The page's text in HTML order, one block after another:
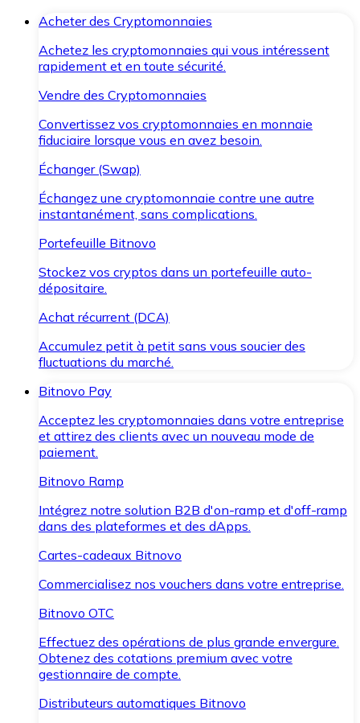
Acheter des Cryptomonnaies
Achetez les cryptomonnaies qui vous intéressent
rapidement et en toute sécurité.
Vendre des Cryptomonnaies
Convertissez vos cryptomonnaies en monnaie
fiduciaire lorsque vous en avez besoin.
Échanger (Swap)
Échangez une cryptomonnaie contre une autre
instantanément, sans complications.
Portefeuille Bitnovo
Stockez vos cryptos dans un portefeuille auto-
dépositaire.
Achat récurrent (DCA)
Accumulez petit à petit sans vous soucier des
fluctuations du marché.
Bitnovo Pay
Acceptez les cryptomonnaies dans votre entreprise
et attirez des clients avec un nouveau mode de
paiement.
Bitnovo Ramp
Intégrez notre solution B2B d'on-ramp et d'off-ramp
dans des plateformes et des dApps.
Cartes-cadeaux Bitnovo
Commercialisez nos vouchers dans votre entreprise.
Bitnovo OTC
Effectuez des opérations de plus grande envergure.
Obtenez des cotations premium avec votre
gestionnaire de compte.
Distributeurs automatiques Bitnovo